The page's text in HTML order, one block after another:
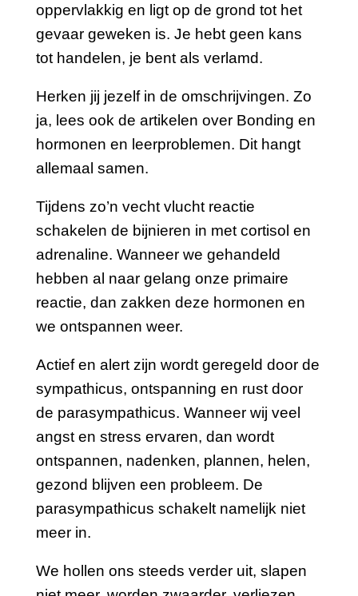
oppervlakkig en ligt op de grond tot het
gevaar geweken is. Je hebt geen kans
tot handelen, je bent als verlamd.
Herken jij jezelf in de omschrijvingen. Zo
ja, lees ook de artikelen over Bonding en
hormonen en leerproblemen. Dit hangt
allemaal samen.
Tijdens zo’n vecht vlucht reactie
schakelen de bijnieren in met cortisol en
adrenaline. Wanneer we gehandeld
hebben al naar gelang onze primaire
reactie, dan zakken deze hormonen en
we ontspannen weer.
Actief en alert zijn wordt geregeld door de
sympathicus, ontspanning en rust door
de parasympathicus. Wanneer wij veel
angst en stress ervaren, dan wordt
ontspannen, nadenken, plannen, helen,
gezond blijven een probleem. De
parasympathicus schakelt namelijk niet
meer in.
We hollen ons steeds verder uit, slapen